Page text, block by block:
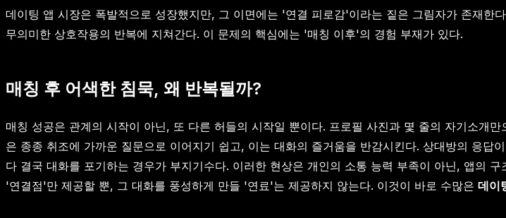
데이팅 앱 시장은 폭발적으로 성장했지만, 그 이면에는 '연결 피로감'이라는 짙은 그림자가 존재
무의미한 상호작용의 반복에 지쳐간다. 이 문제의 핵심에는 '매칭 이후'의 경험 부재가 있다.
매칭 후 어색한 침묵, 왜 반복될까?
매칭 성공은 관계의 시작이 아닌, 또 다른 허들의 시작일 뿐이다. 프로필 사진과 몇 줄의 자기소개
은 종종 취조에 가까운 질문으로 이어지기 쉽고, 이는 대화의 즐거움을 반감시킨다. 상대방의 응
다 결국 대화를 포기하는 경우가 부지기수다. 이러한 현상은 개인의 소통 능력 부족이 아닌, 앱의
'연결점'만 제공할 뿐, 그 대화를 풍성하게 만들 '연료'는 제공하지 않는다. 이것이 바로 수많은 데이